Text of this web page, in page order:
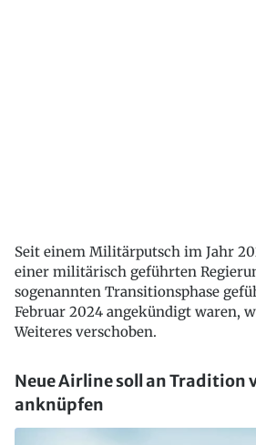
Seit einem Militärputsch im Jahr
einer militärisch geführten
sogenannten Transitionsphase
Februar 2024 angekündigt waren,
Weiteres verschoben.
Neue Airline soll an Tradition
anknüpfen